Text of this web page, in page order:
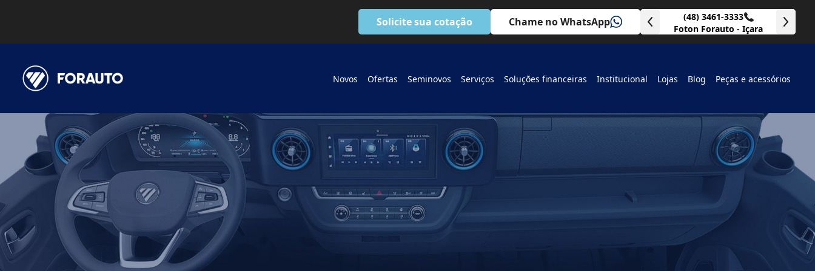
Solicite sua cotação Chame no WhatsApp
(48) 99181-1378
Foton Forauto - Tubarão
(48) 3461-3333
Foton Forauto - Içara
Novos Ofertas Seminovos Serviços Soluções financeiras Institucional Lojas Blog Peças e acessórios